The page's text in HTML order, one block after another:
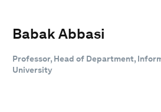
Babak Abbasi
Professor, Head of Department,
University